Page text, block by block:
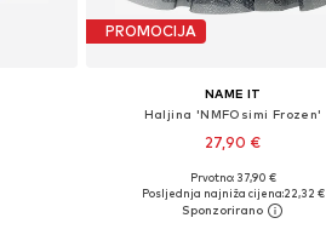
PROMOCIJA
NAME IT
Haljina 'NMFOsimi Frozen'
27,90 €
Dostupno u više veličina
Dodaj u košaricu
Prvotno: 37,90 €
Posljednja najniža cijena:22,32 €